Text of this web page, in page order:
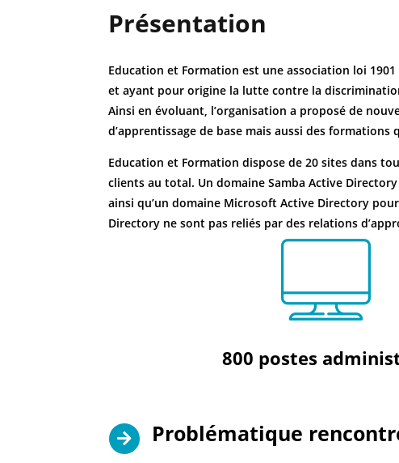
Présentation
Education et Formation est une association loi
et ayant pour origine la lutte contre la
Ainsi en évoluant, l’organisation a proposé de
d’apprentissage de base mais aussi des
Education et Formation dispose de 20 sites dans
clients au total. Un domaine Samba Active
ainsi qu’un domaine Microsoft Active Directory
Directory ne sont pas reliés par des relations
800 postes
 Problématique